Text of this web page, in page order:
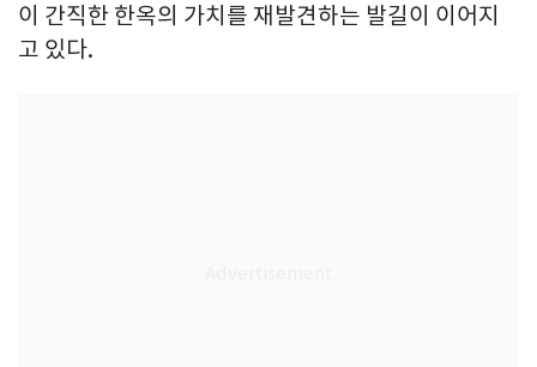
이 간직한 한옥의 가치를 재발견하는 발길이 이어지
고 있다.